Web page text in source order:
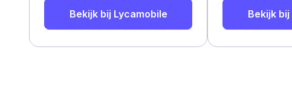
Bekijk bij Lycamobile Bekijk bij